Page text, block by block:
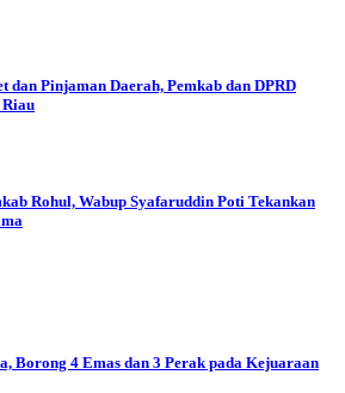
dan Pinjaman Daerah, Pemkab dan DPRD
Riau
Rohul, Wabup Syafaruddin Poti Tekankan
Borong 4 Emas dan 3 Perak pada Kejuaraan